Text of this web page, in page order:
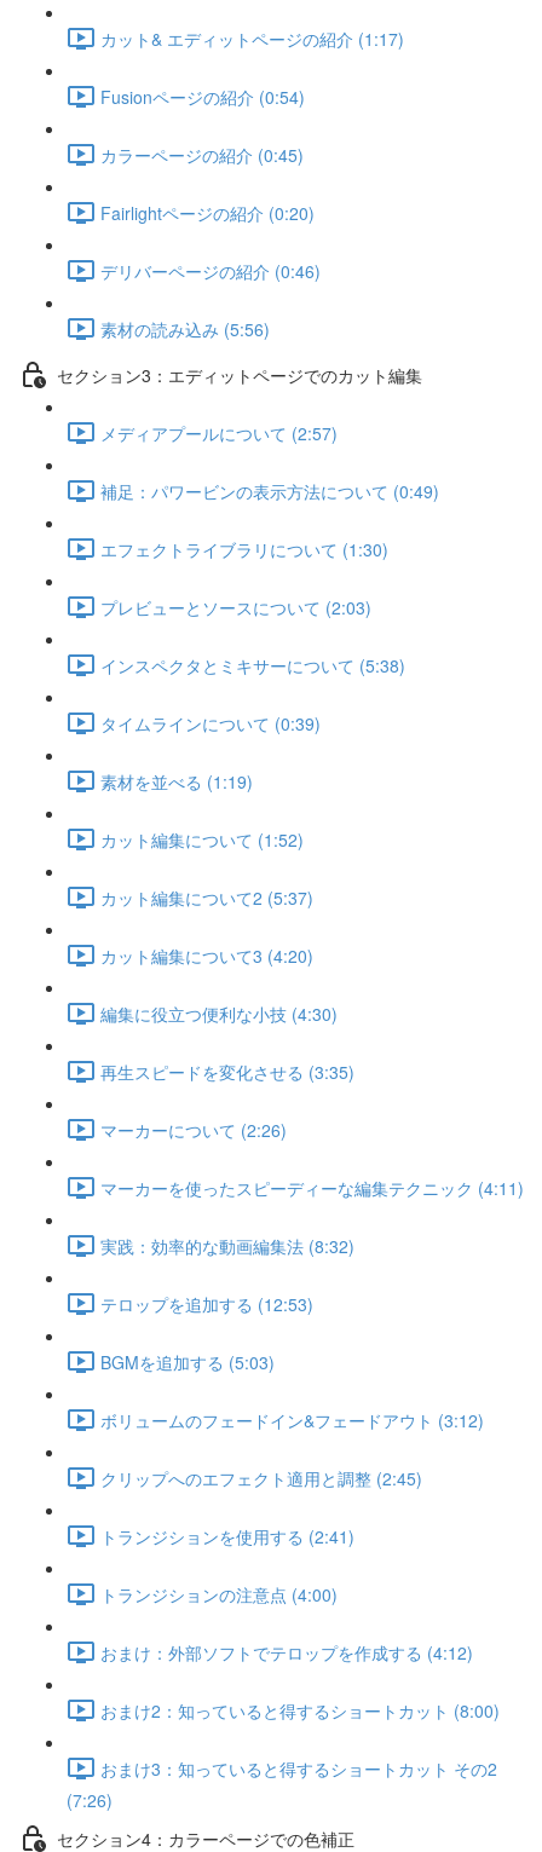
カット& エディットページの紹介 (1:17)
Fusionページの紹介 (0:54)
カラーページの紹介 (0:45)
Fairlightページの紹介 (0:20)
デリバーページの紹介 (0:46)
素材の読み込み (5:56)
セクション3：エディットページでのカット編集
メディアプールについて (2:57)
補足：パワービンの表示方法について (0:49)
エフェクトライブラリについて (1:30)
プレビューとソースについて (2:03)
インスペクタとミキサーについて (5:38)
タイムラインについて (0:39)
素材を並べる (1:19)
カット編集について (1:52)
カット編集について2 (5:37)
カット編集について3 (4:20)
編集に役立つ便利な小技 (4:30)
再生スピードを変化させる (3:35)
マーカーについて (2:26)
マーカーを使ったスピーディーな編集テクニック (4:11)
実践：効率的な動画編集法 (8:32)
テロップを追加する (12:53)
BGMを追加する (5:03)
ボリュームのフェードイン&フェードアウト (3:12)
クリップへのエフェクト適用と調整 (2:45)
トランジションを使用する (2:41)
トランジションの注意点 (4:00)
おまけ：外部ソフトでテロップを作成する (4:12)
おまけ2：知っていると得するショートカット (8:00)
おまけ3：知っていると得するショートカット その2
(7:26)
セクション4：カラーページでの色補正